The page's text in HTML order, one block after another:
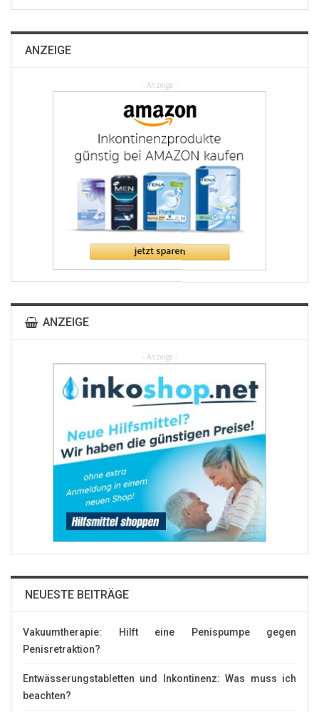
ANZEIGE
- Anzeige -
ANZEIGE
- Anzeige -
NEUESTE BEITRÄGE
Vakuumtherapie: Hilft eine Penispumpe gegen
Penisretraktion?
Entwässerungstabletten und Inkontinenz: Was muss ich
beachten?